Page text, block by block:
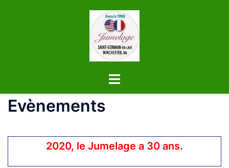
Evènements
2020, le Jumelage a 30 ans.